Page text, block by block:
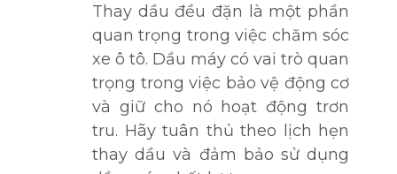
Thay dầu đều đặn là một phần
quan trọng trong việc chăm sóc
xe ô tô. Dầu máy có vai trò quan
trọng trong việc bảo vệ động cơ
và giữ cho nó hoạt động trơn
tru. Hãy tuân thủ theo lịch hẹn
thay dầu và đảm bảo sử dụng